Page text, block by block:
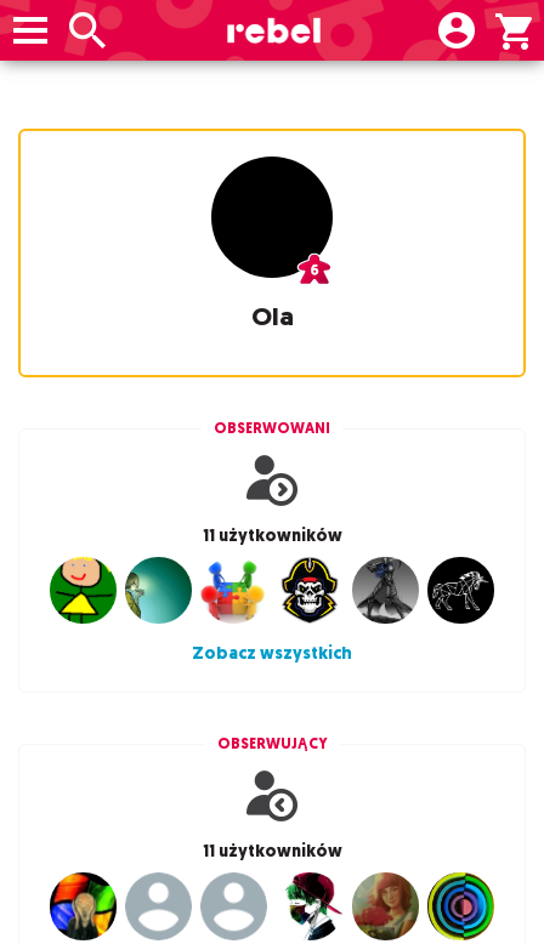
Ola
OBSERWOWANI
11 użytkowników
Zobacz wszystkich
OBSERWUJĄCY
11 użytkowników